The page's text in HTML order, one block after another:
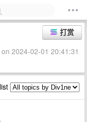
打赏
2024-02-01 20:41:31